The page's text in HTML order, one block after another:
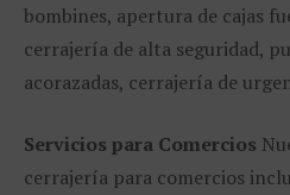
bombines, apertura de cajas
cerrajería de alta seguridad,
acorazadas, cerrajería de
Servicios para Comercios
cerrajería para comercios